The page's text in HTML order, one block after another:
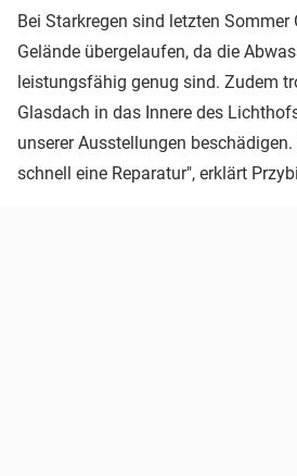
Bei Starkregen sind letzten Sommer
Gelände übergelaufen, da die
leistungsfähig genug sind. Zudem
Glasdach in das Innere des
unserer Ausstellungen
schnell eine Reparatur", erklärt